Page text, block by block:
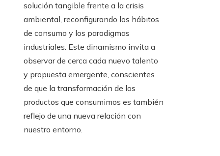
solución tangible frente a la crisis
ambiental, reconfigurando los hábitos
de consumo y los paradigmas
industriales. Este dinamismo invita a
observar de cerca cada nuevo talento
y propuesta emergente, conscientes
de que la transformación de los
productos que consumimos es también
reflejo de una nueva relación con
nuestro entorno.